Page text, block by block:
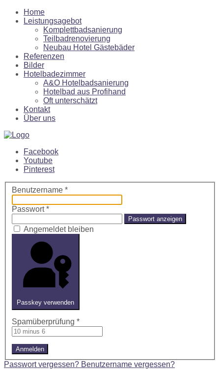
Home
Leistungsagebot
Komplettbadsanierung
Teilbadrenovierung
Neubau Hotel Gästebäder
Referenzen
Bilder
Hotelbadezimmer
A&O Hotelbadsanierung
Hotelbad aus Profihand
Oft unterschätzt
Kontakt
Über uns
Facebook
Youtube
Pinterest
Benutzername *
Passwort*
Passwort anzeigen
Angemeldet bleiben
Passkey verwenden
Spamüberprüfung *
Anmelden
Passwort vergessen? Benutzername vergessen?